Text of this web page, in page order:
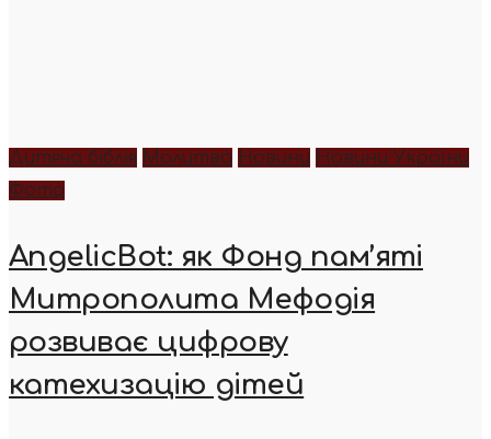
Дитяча біблія Молитва Новини Новини України
Фото
AngelicBot: як Фонд пам’яті
Митрополита Мефодія
розвиває цифрову
катехизацію дітей